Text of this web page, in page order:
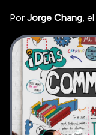
Por Jorge Chang, el